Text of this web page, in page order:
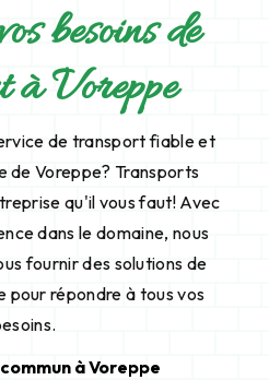
besoins de
à Voreppe
de transport fiable et
de Voreppe? Transports
qu'il vous faut! Avec
dans le domaine, nous
fournir des solutions de
pour répondre à tous vos
à Voreppe